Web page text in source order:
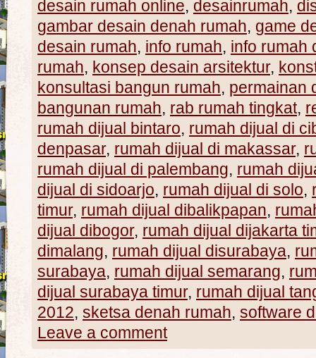
desain rumah online, desainrumah,
gambar desain denah rumah, game
desain rumah, info rumah, info rumah
rumah, konsep desain arsitektur,
konsultasi bangun rumah, permainan
bangunan rumah, rab rumah tingkat,
rumah dijual bintaro, rumah dijual di
denpasar, rumah dijual di makassar,
rumah dijual di palembang, rumah
dijual di sidoarjo, rumah dijual di solo,
timur, rumah dijual dibalikpapan,
dijual dibogor, rumah dijual dijakarta
dimalang, rumah dijual disurabaya,
surabaya, rumah dijual semarang,
dijual surabaya timur, rumah dijual
2012, sketsa denah rumah, software
Leave a comment